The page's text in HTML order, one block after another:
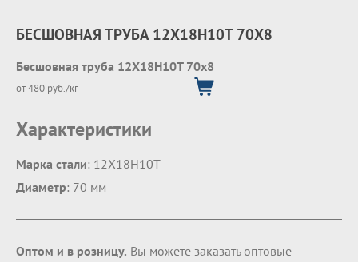
БЕСШОВНАЯ ТРУБА 12Х18Н10Т 70Х8
Бесшовная труба 12Х18Н10Т 70х8
от 480 руб./кг
Характеристики
Марка стали: 12Х18Н10Т
Диаметр: 70 мм
Оптом и в розницу. Вы можете заказать оптовые